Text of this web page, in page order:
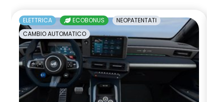
ELETTRICA ECOBONUS
NEOPATENTATI
CAMBIO AUTOMATICO